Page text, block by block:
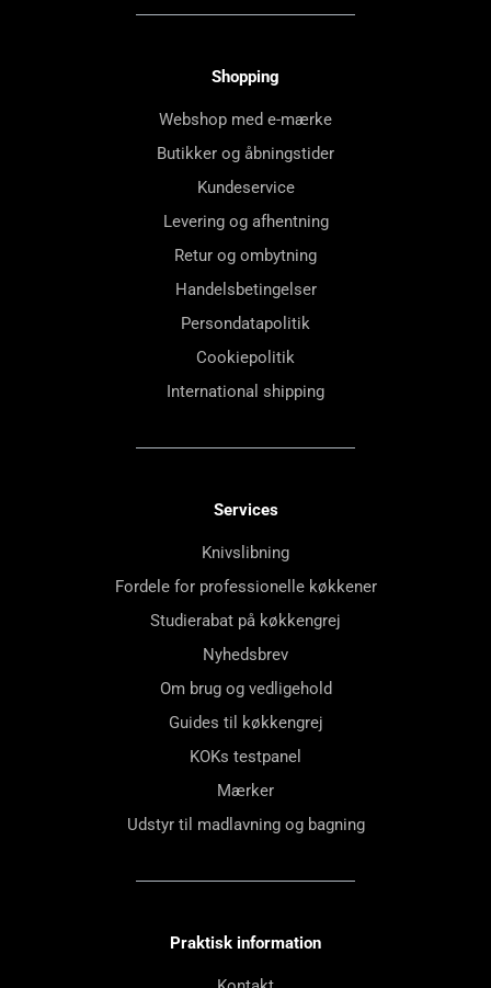
Shopping
Webshop med e-mærke
Butikker og åbningstider
Kundeservice
Levering og afhentning
Retur og ombytning
Handelsbetingelser
Persondatapolitik
Cookiepolitik
International shipping
Services
Knivslibning
Fordele for professionelle køkkener
Studierabat på køkkengrej
Nyhedsbrev
Om brug og vedligehold
Guides til køkkengrej
KOKs testpanel
Mærker
Udstyr til madlavning og bagning
Praktisk information